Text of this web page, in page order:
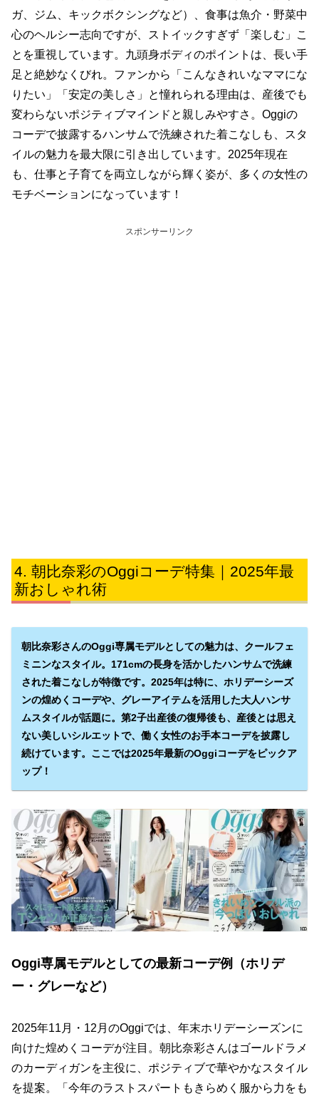
ガ、ジム、キックボクシングなど）、食事は魚介・野菜中
心のヘルシー志向ですが、ストイックすぎず「楽しむ」こ
とを重視しています。九頭身ボディのポイントは、長い手
足と絶妙なくびれ。ファンから「こんなきれいなママにな
りたい」「安定の美しさ」と憧れられる理由は、産後でも
変わらないポジティブマインドと親しみやすさ。Oggiの
コーデで披露するハンサムで洗練された着こなしも、スタ
イルの魅力を最大限に引き出しています。2025年現在
も、仕事と子育てを両立しながら輝く姿が、多くの女性の
モチベーションになっています！
スポンサーリンク
朝比奈彩のOggiコーデ特集｜2025年最
新おしゃれ術
朝比奈彩さんのOggi専属モデルとしての魅力は、クールフェ
ミニンなスタイル。171cmの長身を活かしたハンサムで洗練
された着こなしが特徴です。2025年は特に、ホリデーシーズ
ンの煌めくコーデや、グレーアイテムを活用した大人ハンサ
ムスタイルが話題に。第2子出産後の復帰後も、産後とは思え
ない美しいシルエットで、働く女性のお手本コーデを披露し
続けています。ここでは2025年最新のOggiコーデをピックア
ップ！
Oggi専属モデルとしての最新コーデ例（ホリデ
ー・グレーなど）
2025年11月・12月のOggiでは、年末ホリデーシーズンに
向けた煌めくコーデが注目。朝比奈彩さんはゴールドラメ
のカーディガンを主役に、ポジティブで華やかなスタイル
を提案。「今年のラストスパートもきらめく服から力をも